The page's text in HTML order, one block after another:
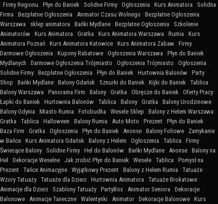
: Firmy Regionu : Płyn do Baniek : Solidne Firmy : Ogłoszenia : Kurs Animatora : Solidna
Firma : Bezpłatne Ogłoszenia : Animator Czasu Wolnego : Bezpłatne Ogłoszenia
Warszawa : sklep animatora : Bańki Mydlane : Bezpłatne Ogłoszenia : Szkolenie
Animatorów : Kurs Animatora : Gratka : Kurs Animatora Warszawa : Rumia : Kurs
Animatora Poznań : Kurs Animatora Katowice : Kurs Animatora Zabaw : Firmy :
Darmowe Ogłoszenia : Kupony Rabatowe : Ogłoszenia Warszawa : Płyn do Baniek
Mydlanych : Darmowe Ogłoszenia Trójmiasto : Ogłoszenia Trójmiasto : Ogłoszenia :
Solidne Firmy : Bezpłatne Ogłoszenia : Płyn do Baniek : Hurtownia Balonów : Party
Shop : Bańki Mydlane : Balony Gdańsk : Sznurki do Baniek : Kijki do Baniek : Tablica :
Balony Warszawa : Panorama Firm : Balony : Gratka : Obręcze do Baniek : Oferty Pracy :
Łapki do Baniek : Hurtownia Balonów : Tablica : Balony : Gratka : Balony Urodzinowe :
Balony Gdynia : Miasto Rumia : Fotobudka : Wesele Sklep : Balony z Helem Warszawa :
Gratka : Tablica : Halloween : Balony Rumia : Auto Moto : Prezent : Płyn do Baniek :
Baza Firm : Gratka : Ogłoszenia : Płyn do Baniek : Anonse : Balony Foliowe : Zamykanie
w Bańce : Kurs Animatora Gdańsk : Balony z Helem : Ogłoszenia : Tablica : Firmy :
Świecące Balony : Solidne Firmy : Hel do Balonów : Bańki Mydlane : Anonse : Balony na
Hel : Dekoracje Weselne : Jak zrobić Płyn do Baniek : Wesele : Tablica : Pomysł na
Prezent : Tańce Animacyjne : Wyjątkowy Prezent : Balony z Helem Rumia : Tatuaże :
Wzory Tatuaży : Tatuaże dla Dzieci : Hurtownia Animatora : Tatuaże Brokatowe :
Animacje dla Dzieci : Szablony Tatuaży : PartyBox : Animator Seniora : Dekoracje
Balonowe : Animacje Taneczne : Walentynki : Animator : Dekoracje Balonowe : Kurs